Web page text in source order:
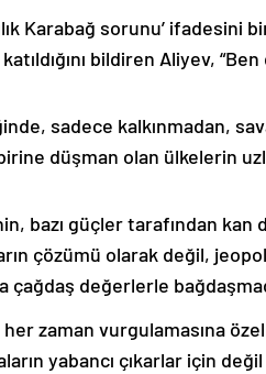
Karabağ sorunu’ ifadesini
bildiren Aliyev,
sadece kalkınmadan,
düşman olan ülkelerin
bazı güçler tarafından
çözümü olarak değil,
çağdaş değerlerle
zaman vurgulamasına
yabancı çıkarlar için